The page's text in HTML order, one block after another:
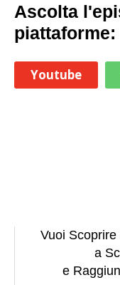
Ascolta
piattaforme:
Youtube
Vuoi
a
e